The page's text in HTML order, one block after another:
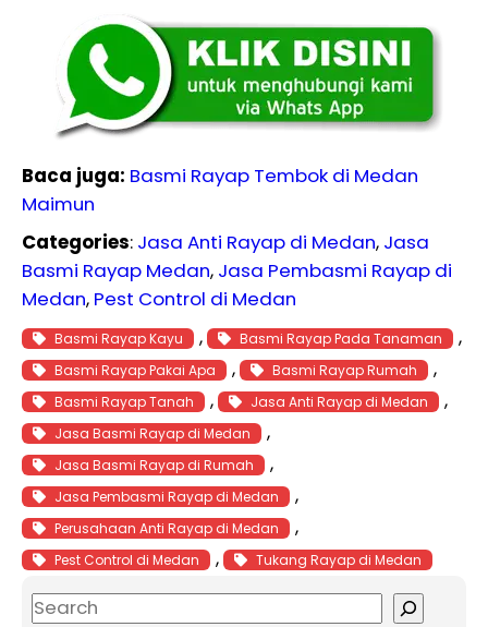
Baca juga: Basmi Rayap Tembok di Medan
Maimun
Categories: Jasa Anti Rayap di Medan, Jasa
Basmi Rayap Medan, Jasa Pembasmi Rayap di
Medan, Pest Control di Medan
Basmi Rayap Kayu , Basmi Rayap Pada Tanaman ,
Basmi Rayap Pakai Apa , Basmi Rayap Rumah ,
Basmi Rayap Tanah , Jasa Anti Rayap di Medan ,
Jasa Basmi Rayap di Medan ,
Jasa Basmi Rayap di Rumah ,
Jasa Pembasmi Rayap di Medan ,
Perusahaan Anti Rayap di Medan ,
Pest Control di Medan , Tukang Rayap di Medan